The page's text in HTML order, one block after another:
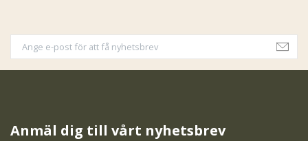
Anmäl dig till vårt nyhetsbrev